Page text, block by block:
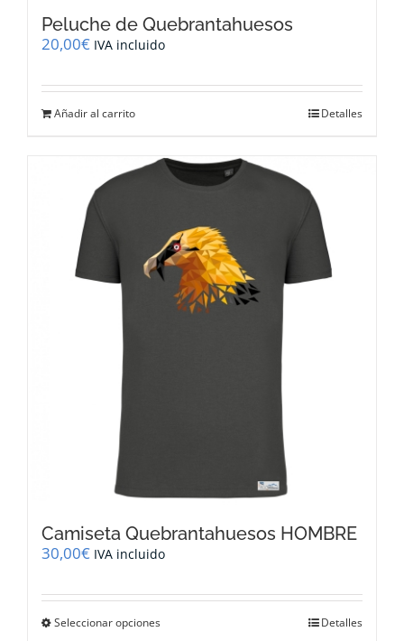
Peluche de Quebrantahuesos
20,00€ IVA incluido
Añadir al carrito Detalles
Camiseta Quebrantahuesos HOMBRE
30,00€ IVA incluido
Seleccionar opciones Detalles